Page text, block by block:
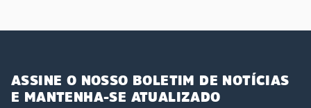
ASSINE O NOSSO BOLETIM DE NOTÍCIAS
E MANTENHA-SE ATUALIZADO